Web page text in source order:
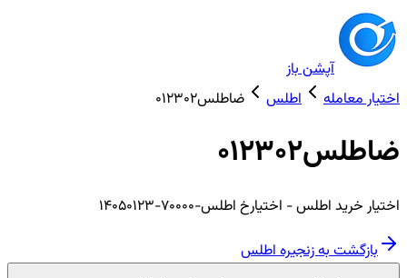
آپشن باز
اختیار معامله
اطلس ضاطلس012302
ضاطلس012302
اختیار خرید اطلس- اختیارخ اطلس-70000-14050123
بازگشت به زنجیرهاطلس